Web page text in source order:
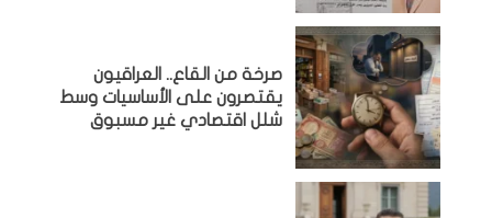
صرخة من القاع.. العراقيون
يقتصرون على الأساسيات وسط
شلل اقتصادي غير مسبوق